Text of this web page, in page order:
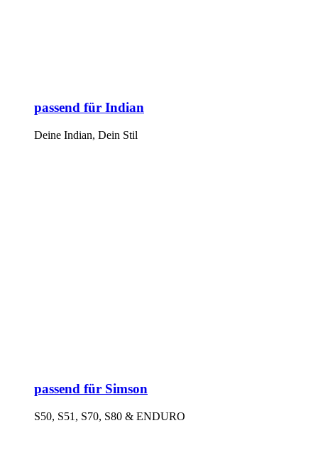
passend für Indian
Deine Indian, Dein Stil
passend für Simson
S50, S51, S70, S80 & ENDURO